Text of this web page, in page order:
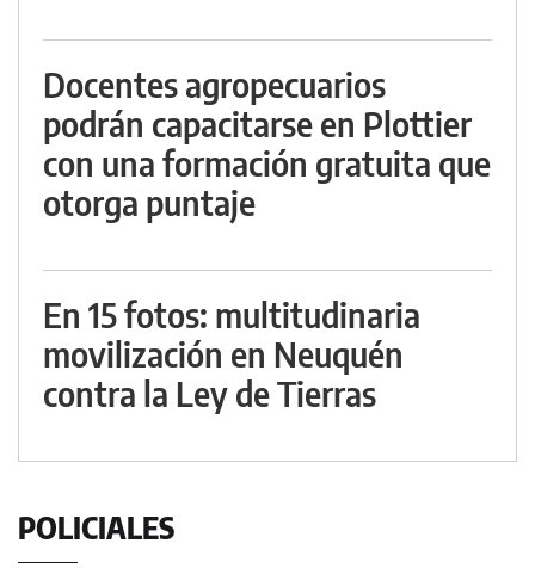
Docentes agropecuarios
podrán capacitarse en Plottier
con una formación gratuita que
otorga puntaje
En 15 fotos: multitudinaria
movilización en Neuquén
contra la Ley de Tierras
POLICIALES